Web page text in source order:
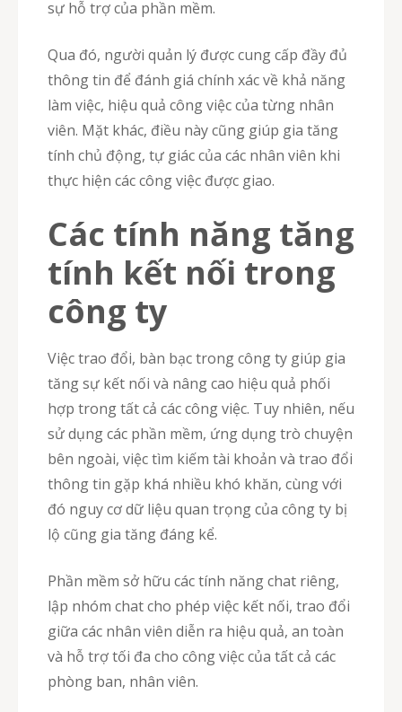
sự hỗ trợ của phần mềm.
Qua đó, người quản lý được cung cấp đầy đủ
thông tin để đánh giá chính xác về khả năng
làm việc, hiệu quả công việc của từng nhân
viên. Mặt khác, điều này cũng giúp gia tăng
tính chủ động, tự giác của các nhân viên khi
thực hiện các công việc được giao.
Các tính năng tăng
tính kết nối trong
công ty
Việc trao đổi, bàn bạc trong công ty giúp gia
tăng sự kết nối và nâng cao hiệu quả phối
hợp trong tất cả các công việc. Tuy nhiên, nếu
sử dụng các phần mềm, ứng dụng trò chuyện
bên ngoài, việc tìm kiếm tài khoản và trao đổi
thông tin gặp khá nhiều khó khăn, cùng với
đó nguy cơ dữ liệu quan trọng của công ty bị
lộ cũng gia tăng đáng kể.
Phần mềm sở hữu các tính năng chat riêng,
lập nhóm chat cho phép việc kết nối, trao đổi
giữa các nhân viên diễn ra hiệu quả, an toàn
và hỗ trợ tối đa cho công việc của tất cả các
phòng ban, nhân viên.